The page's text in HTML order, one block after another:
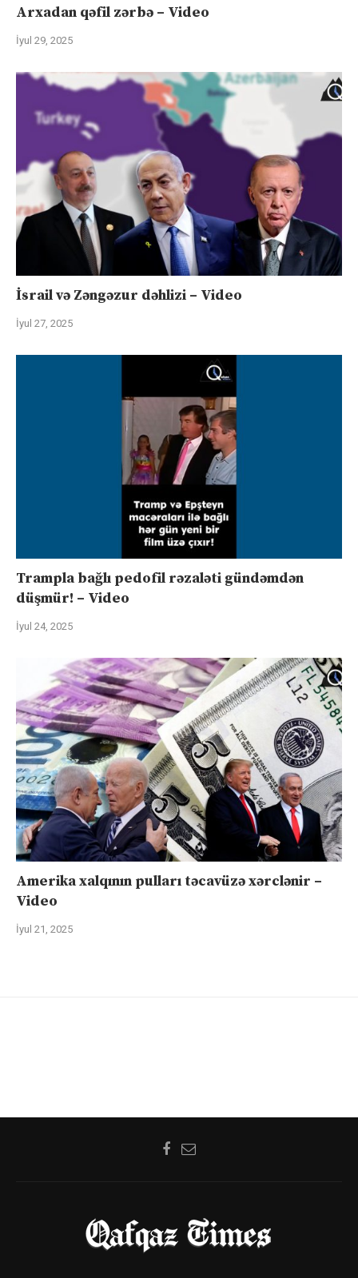
Arxadan qəfil zərbə – Video
İyul 29, 2025
İsrail və Zəngəzur dəhlizi – Video
İyul 27, 2025
Trampla bağlı pedofil rəzaləti gündəmdən
düşmür! – Video
İyul 24, 2025
Amerika xalqının pulları təcavüzə xərclənir –
Video
İyul 21, 2025